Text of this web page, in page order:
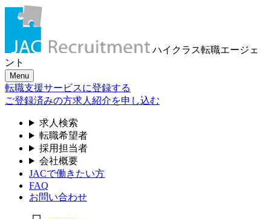
ハイクラス転職エージェ
ント
Menu
転職支援サービスに登録する
ご登録済みの方求人紹介を申し込む
求人検索
転職希望者
採用担当者
会社概要
JACで働きたい方
FAQ
お問い合わせ